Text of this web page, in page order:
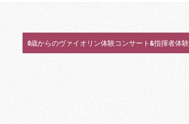
0歳からのヴァイオリン体験コンサート&指揮者体験